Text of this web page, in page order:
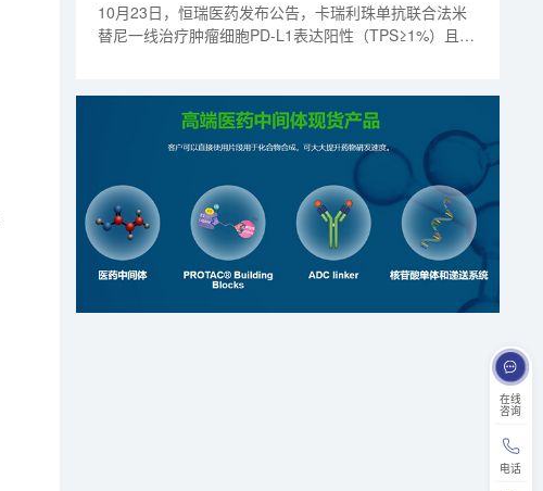
在线
咨询
电话
10月23日，恒瑞医药发布公告，卡瑞利珠单抗联合法米
替尼一线治疗肿瘤细胞PD-L1表达阳性（TPS≥1%）且不